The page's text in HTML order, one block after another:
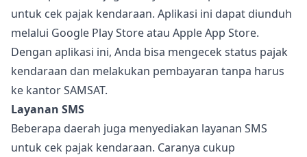
untuk cek pajak kendaraan. Aplikasi ini dapat diunduh
melalui Google Play Store atau Apple App Store.
Dengan aplikasi ini, Anda bisa mengecek status pajak
kendaraan dan melakukan pembayaran tanpa harus
ke kantor SAMSAT.
Layanan SMS
Beberapa daerah juga menyediakan layanan SMS
untuk cek pajak kendaraan. Caranya cukup